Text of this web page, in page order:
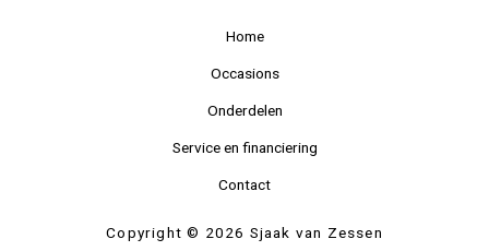
Home
Occasions
Onderdelen
Service en financiering
Contact
Copyright © 2026 Sjaak van Zessen